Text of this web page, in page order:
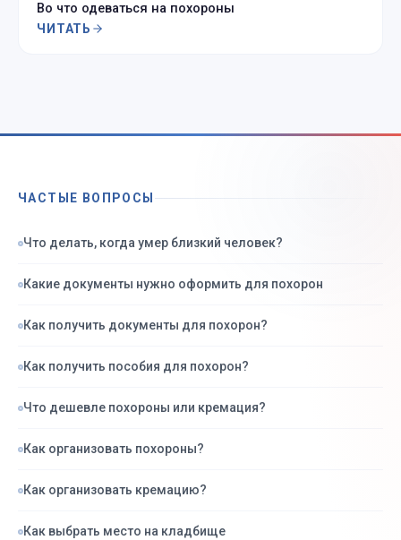
Во что одеваться на похороны
ЧИТАТЬ
ЧАСТЫЕ ВОПРОСЫ
Что делать, когда умер близкий человек?
Какие документы нужно оформить для похорон
Как получить документы для похорон?
Как получить пособия для похорон?
Что дешевле похороны или кремация?
Как организовать похороны?
Как организовать кремацию?
Как выбрать место на кладбище